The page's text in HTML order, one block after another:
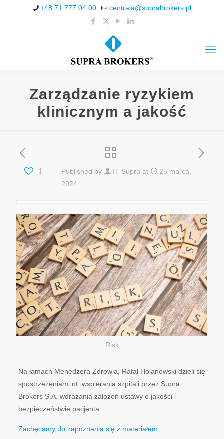
+48 71 777 04 00 centrala@suprabrokers.pl
Zarządzanie ryzykiem
klinicznym a jakość
1 Published by IT Supra at
25 marca,
2024
Risk
Na łamach Menedżera Zdrowia, Rafał Holanowski dzieli się
spostrzeżeniami nt. wspierania szpitali przez Supra
Brokers S.A. wdrażania założeń ustawy o jakości i
bezpieczeństwie pacjenta.
Zachęcamy do zapoznania się z materiałem.